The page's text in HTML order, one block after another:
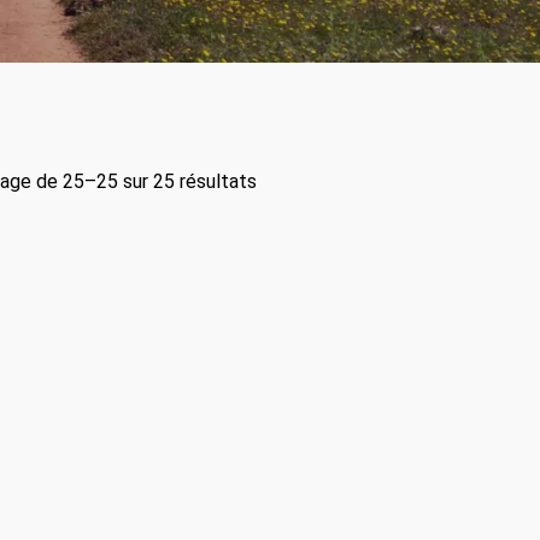
de 25–25 sur 25 résultats